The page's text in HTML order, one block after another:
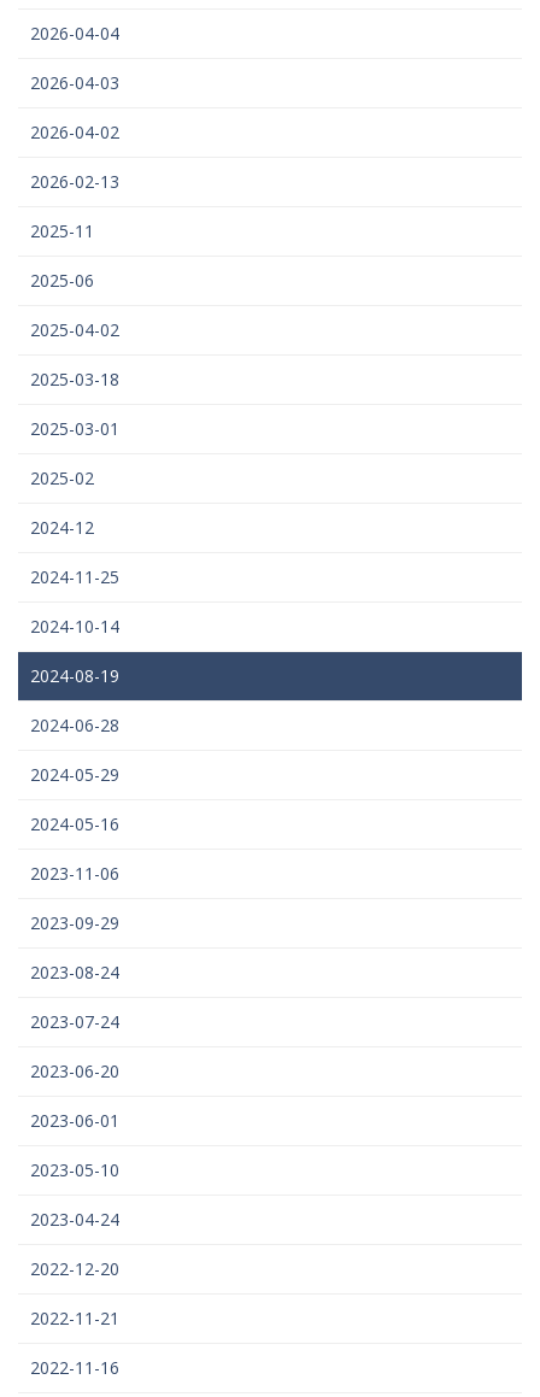
2026-04-04
2026-04-03
2026-04-02
2026-02-13
2025-11
2025-06
2025-04-02
2025-03-18
2025-03-01
2025-02
2024-12
2024-11-25
2024-10-14
2024-08-19
2024-06-28
2024-05-29
2024-05-16
2023-11-06
2023-09-29
2023-08-24
2023-07-24
2023-06-20
2023-06-01
2023-05-10
2023-04-24
2022-12-20
2022-11-21
2022-11-16